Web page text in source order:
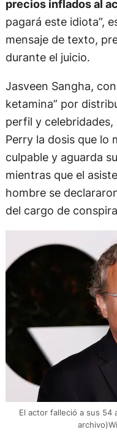
precios inflados al
pagará este idiota”,
mensaje de texto,
durante el juicio.
Jasveen Sangha,
ketamina” por
perfil y celebridades,
Perry la dosis que lo
culpable y aguarda
mientras que el
hombre se
del cargo de
El actor falleció a sus 54